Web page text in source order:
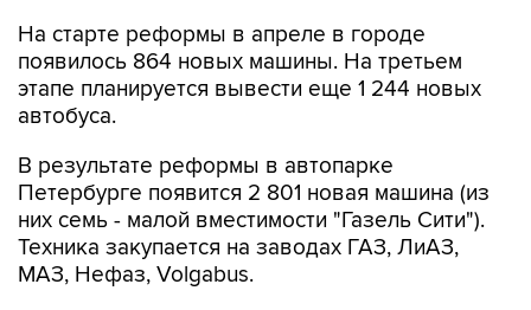
На старте реформы в апреле в городе
появилось 864 новых машины. На третьем
этапе планируется вывести еще 1 244 новых
автобуса.
В результате реформы в автопарке
Петербурге появится 2 801 новая машина (из
них семь - малой вместимости "Газель Сити").
Техника закупается на заводах ГАЗ, ЛиАЗ,
МАЗ, Нефаз, Volgabus.